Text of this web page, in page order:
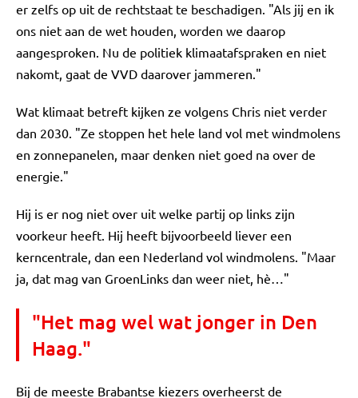
er zelfs op uit de rechtstaat te beschadigen. "Als jij en ik
ons niet aan de wet houden, worden we daarop
aangesproken. Nu de politiek klimaatafspraken en niet
nakomt, gaat de VVD daarover jammeren."
Wat klimaat betreft kijken ze volgens Chris niet verder
dan 2030. "Ze stoppen het hele land vol met windmolens
en zonnepanelen, maar denken niet goed na over de
energie."
Hij is er nog niet over uit welke partij op links zijn
voorkeur heeft. Hij heeft bijvoorbeeld liever een
kerncentrale, dan een Nederland vol windmolens. "Maar
ja, dat mag van GroenLinks dan weer niet, hè…"
"Het mag wel wat jonger in Den
Haag."
Bij de meeste Brabantse kiezers overheerst de